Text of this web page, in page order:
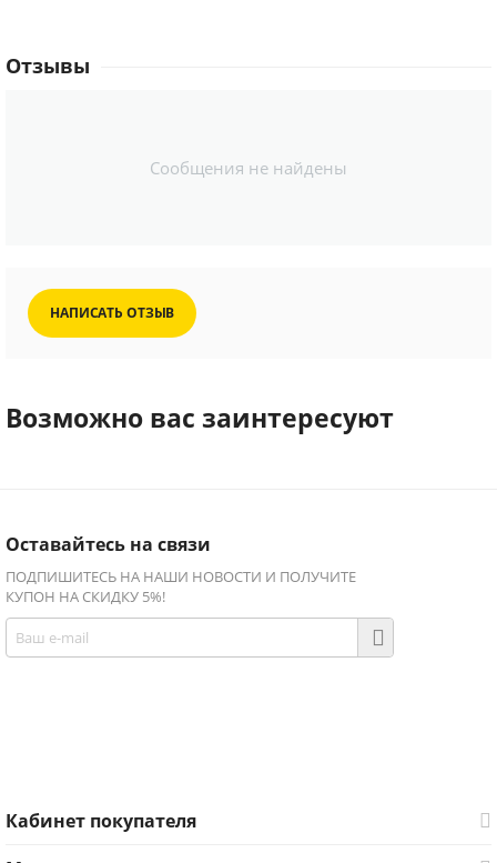
Отзывы
Сообщения не найдены
НАПИСАТЬ ОТЗЫВ
Возможно вас заинтересуют
Оставайтесь на связи
ПОДПИШИТЕСЬ НА НАШИ НОВОСТИ И ПОЛУЧИТЕ
КУПОН НА СКИДКУ 5%!
Кабинет покупателя